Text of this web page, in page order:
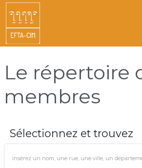
Le répertoire
membres
Sélectionnez et trouvez